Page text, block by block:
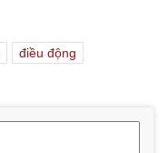
điều động